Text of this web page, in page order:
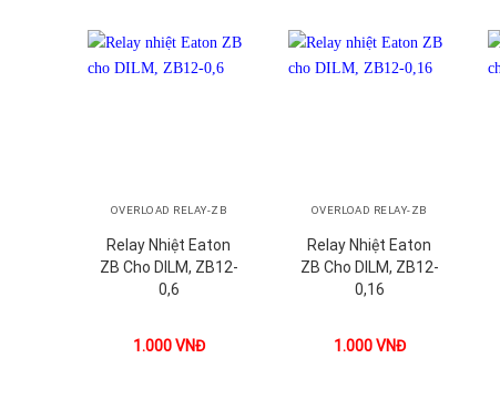
OVERLOAD RELAY-ZB
Relay Nhiệt Eaton
ZB Cho DILM, ZB12-
0,6
1.000VNĐ
OVERLOAD RELAY-ZB
Relay Nhiệt Eaton
ZB Cho DILM, ZB12-
0,16
1.000VNĐ